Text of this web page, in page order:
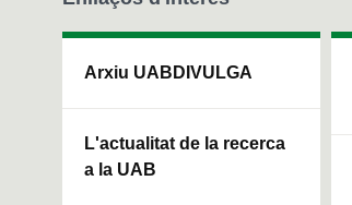
Arxiu UABDIVULGA
L'actualitat de la recerca
a la UAB